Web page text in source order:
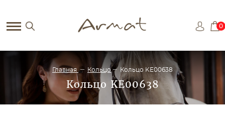
0
Главная Кольцо Кольцо KE00638
Кольцо KE00638